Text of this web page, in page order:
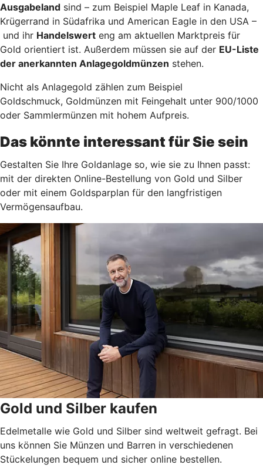
Ausgabeland sind – zum Beispiel Maple Leaf in Kanada,
Krügerrand in Südafrika und American Eagle in den USA –
und ihr Handelswert eng am aktuellen Marktpreis für
Gold orientiert ist. Außerdem müssen sie auf der EU-Liste
der anerkannten Anlagegoldmünzen stehen.
Nicht als Anlagegold zählen zum Beispiel
Goldschmuck, Goldmünzen mit Feingehalt unter 900/1000
oder Sammlermünzen mit hohem Aufpreis.
Das könnte interessant für Sie sein
Gestalten Sie Ihre Goldanlage so, wie sie zu Ihnen passt:
mit der direkten Online-Bestellung von Gold und Silber
oder mit einem Goldsparplan für den langfristigen
Vermögensaufbau.
Gold und Silber kaufen
Edelmetalle wie Gold und Silber sind weltweit gefragt. Bei
uns können Sie Münzen und Barren in verschiedenen
Stückelungen bequem und sicher online bestellen.